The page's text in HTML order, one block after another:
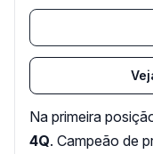
Na primeira
4Q. Campeão de